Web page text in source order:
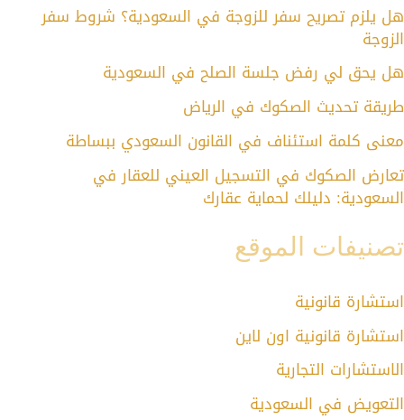
هل يلزم تصريح سفر للزوجة في السعودية؟ شروط سفر
الزوجة
هل يحق لي رفض جلسة الصلح في السعودية
طريقة تحديث الصكوك في الرياض
معنى كلمة استئناف في القانون السعودي ببساطة
تعارض الصكوك في التسجيل العيني للعقار في
السعودية: دليلك لحماية عقارك
تصنيفات الموقع
استشارة قانونية
استشارة قانونية اون لاين
الاستشارات التجارية
التعويض في السعودية